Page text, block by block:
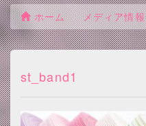
ホーム メディア情報
st_band1